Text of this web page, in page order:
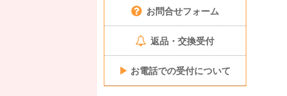
お問合せフォーム
返品・交換受付
▶ お電話での受付について